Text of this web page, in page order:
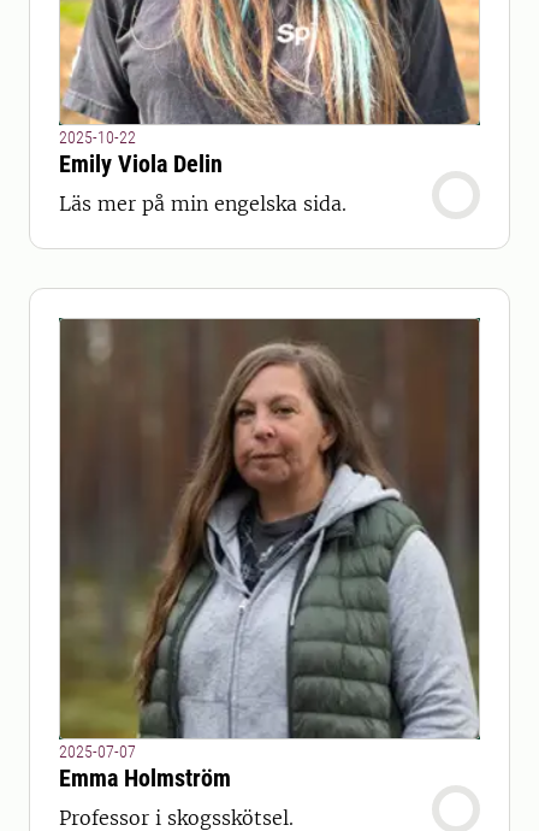
2025-10-22
Emily Viola Delin
Läs mer på min engelska sida.
2025-07-07
Emma Holmström
Professor i skogsskötsel.